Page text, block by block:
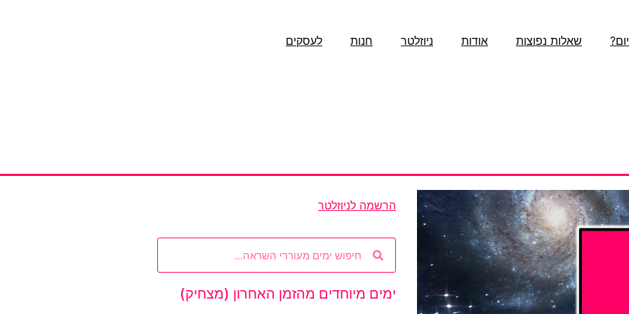
שאלות נפוצות אודות ניוזלטר חנות לעסקים
הרשמה לניוזלטר
ימים מיוחדים מהזמן האחרון (מצחיק)